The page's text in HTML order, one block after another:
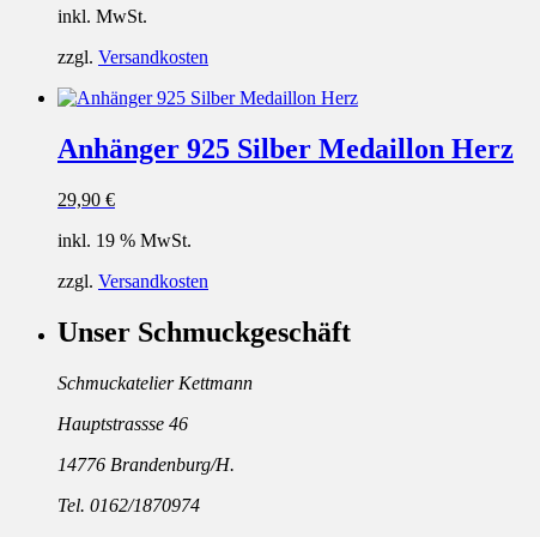
inkl. MwSt.
zzgl. Versandkosten
Anhänger 925 Silber Medaillon Herz
29,90 €
inkl. 19 % MwSt.
zzgl. Versandkosten
Unser Schmuckgeschäft
Schmuckatelier Kettmann
Hauptstrassse 46
14776 Brandenburg/H.
Tel. 0162/1870974